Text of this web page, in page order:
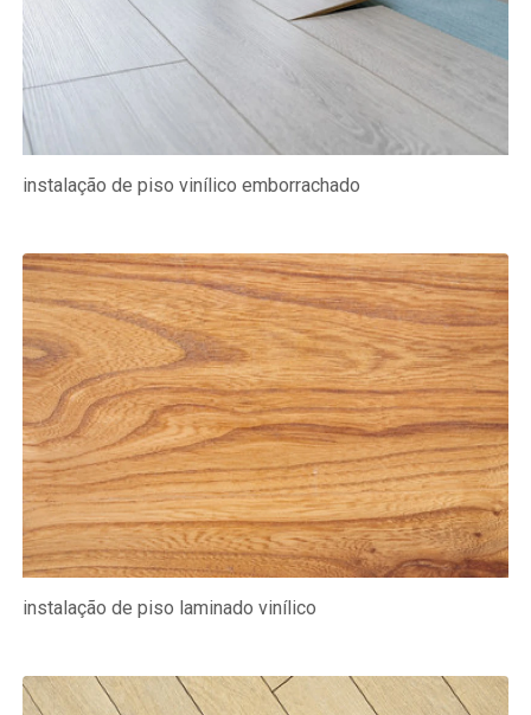
instalação de piso vinílico emborrachado
instalação de piso laminado vinílico